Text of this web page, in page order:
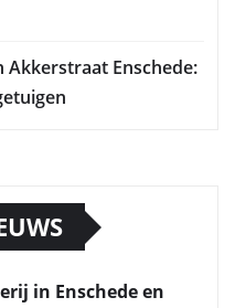
Enschede:
in Enschede en